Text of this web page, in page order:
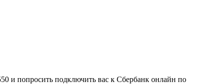
и попросить подключить вас к Сбербанк онлайн по